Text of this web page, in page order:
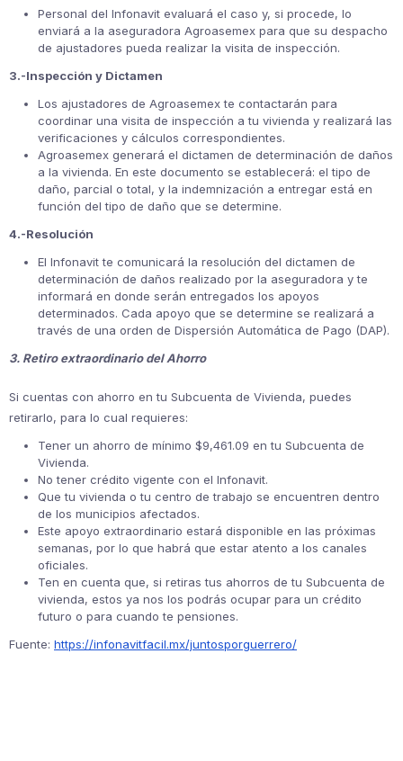
Personal del Infonavit evaluará el caso y, si procede, lo
enviará a la aseguradora Agroasemex para que su despacho
de ajustadores pueda realizar la visita de inspección.
3.-Inspección y Dictamen
Los ajustadores de Agroasemex te contactarán para
coordinar una visita de inspección a tu vivienda y realizará las
verificaciones y cálculos correspondientes.
Agroasemex generará el dictamen de determinación de daños
a la vivienda. En este documento se establecerá: el tipo de
daño, parcial o total, y la indemnización a entregar está en
función del tipo de daño que se determine.
4.-Resolución
El Infonavit te comunicará la resolución del dictamen de
determinación de daños realizado por la aseguradora y te
informará en donde serán entregados los apoyos
determinados. Cada apoyo que se determine se realizará a
través de una orden de Dispersión Automática de Pago (DAP).
3. Retiro extraordinario del Ahorro
Si cuentas con ahorro en tu Subcuenta de Vivienda, puedes
retirarlo, para lo cual requieres:
Tener un ahorro de mínimo $9,461.09 en tu Subcuenta de
Vivienda.
No tener crédito vigente con el Infonavit.
Que tu vivienda o tu centro de trabajo se encuentren dentro
de los municipios afectados.
Este apoyo extraordinario estará disponible en las próximas
semanas, por lo que habrá que estar atento a los canales
oficiales.
Ten en cuenta que, si retiras tus ahorros de tu Subcuenta de
vivienda, estos ya nos los podrás ocupar para un crédito
futuro o para cuando te pensiones.
Fuente: https://infonavitfacil.mx/juntosporguerrero/